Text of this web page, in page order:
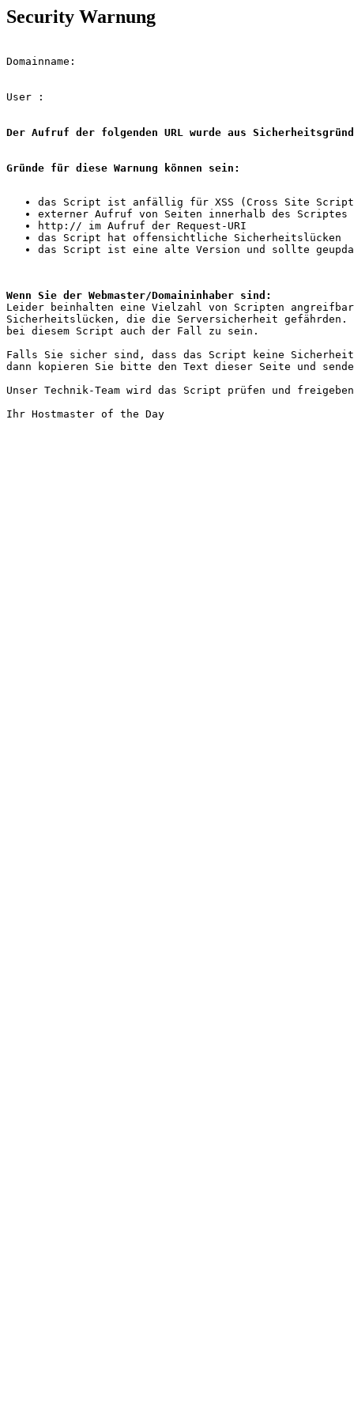
Security Warnung
Domainname:
User :
Der Aufruf der folgenden URL wurde aus
Gründe für diese Warnung können sein:
Wenn Sie der Webmaster/Domaininhaber sind:
Leider beinhalten eine Vielzahl von Scripten
Sicherheitslücken, die die Serversicherheit gefährden.
bei diesem Script auch der Fall zu sein.
Falls Sie sicher sind, dass das Script keine
dann kopieren Sie bitte den Text dieser Seite und
Unser Technik-Team wird das Script prüfen und